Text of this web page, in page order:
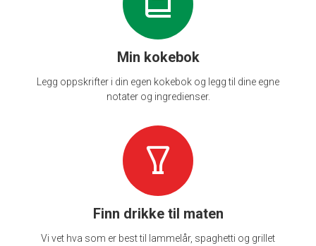
Min kokebok
Legg oppskrifter i din egen kokebok og legg til dine egne
notater og ingredienser.
Finn drikke til maten
Vi vet hva som er best til lammelår, spaghetti og grillet